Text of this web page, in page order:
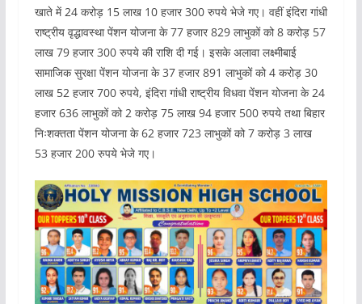
खाते में 24 करोड़ 15 लाख 10 हजार 300 रुपये भेजे गए। वहीं इंदिरा गांधी
राष्ट्रीय वृद्धावस्था पेंशन योजना के 77 हजार 829 लाभुकों को 8 करोड़ 57
लाख 79 हजार 300 रुपये की राशि दी गई। इसके अलावा लक्ष्मीबाई
सामाजिक सुरक्षा पेंशन योजना के 37 हजार 891 लाभुकों को 4 करोड़ 30
लाख 52 हजार 700 रुपये, इंदिरा गांधी राष्ट्रीय विधवा पेंशन योजना के 24
हजार 636 लाभुकों को 2 करोड़ 75 लाख 94 हजार 500 रुपये तथा बिहार
निःशक्तता पेंशन योजना के 62 हजार 723 लाभुकों को 7 करोड़ 3 लाख
53 हजार 200 रुपये भेजे गए।